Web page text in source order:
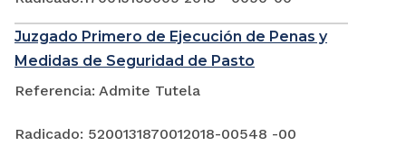
Juzgado Primero de Ejecución de Penas y
Medidas de Seguridad de Pasto
Referencia: Admite Tutela
Radicado: 5200131870012018-00548 -00